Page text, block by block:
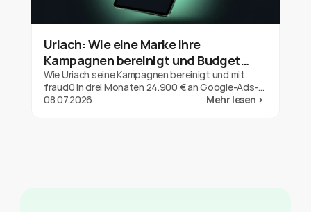
Uriach: Wie eine Marke ihre
Kampagnen bereinigt und Budget
zurückgeholt hat
Wie Uriach seine Kampagnen bereinigt und mit
fraud0 in drei Monaten 24.900 € an Google-Ads-
Refunds gesichert hat. Ein Ergebnis für eine Marke,
08.07.2026 Mehr lesen >